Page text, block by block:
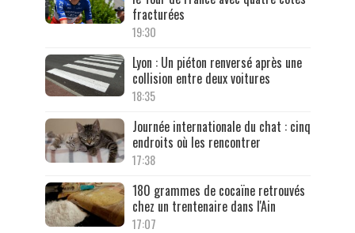
fracturées
19:30
Lyon : Un piéton renversé après une
collision entre deux voitures
18:35
Journée internationale du chat : cinq
endroits où les rencontrer
17:38
180 grammes de cocaïne retrouvés
chez un trentenaire dans l'Ain
17:07